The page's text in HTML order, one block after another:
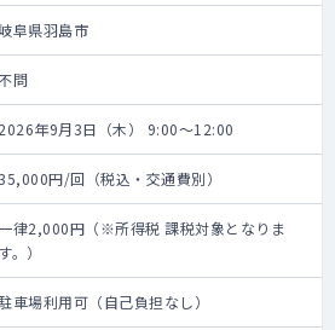
阜県羽島市
問
2026年9月3日（木） 9:00～12:00
円/回（税込・交通費別）
一律2,000円（※所得税 課税対象となりま
す。）
駐車場利用可（自己負担なし）